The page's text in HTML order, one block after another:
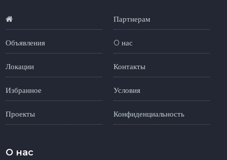
Объявления
Локации
Избранное
Проекты
Партнерам
O нас
Контакты
Условия
Конфиденциальность
O нас